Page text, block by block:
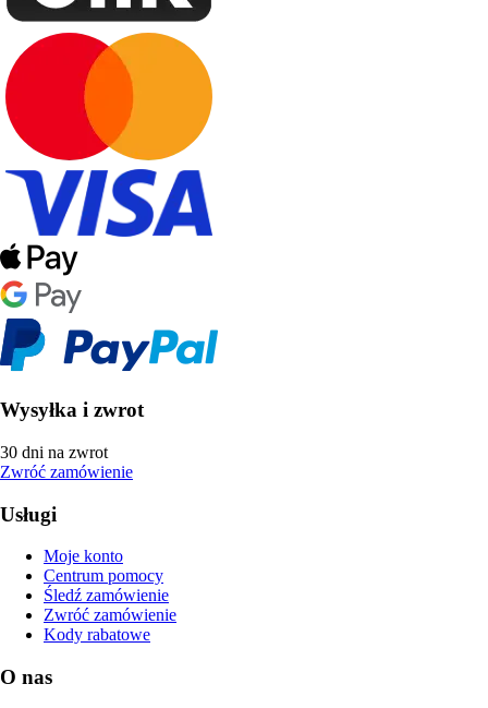
Wysyłka i zwrot
30 dni na zwrot
Zwróć zamówienie
Usługi
Moje konto
Centrum pomocy
Śledź zamówienie
Zwróć zamówienie
Kody rabatowe
O nas